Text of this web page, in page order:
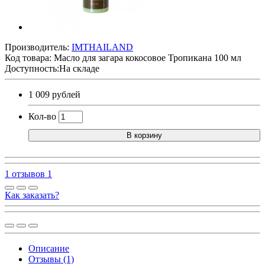
Производитель: IMTHAILAND
Код товара: Масло для загара кокосовое Тропикана 100 мл
Доступность:На складе
1 009 рублей
Кол-во
В корзину
1 отзывов 1
Как заказать?
Описание
Отзывы (1)